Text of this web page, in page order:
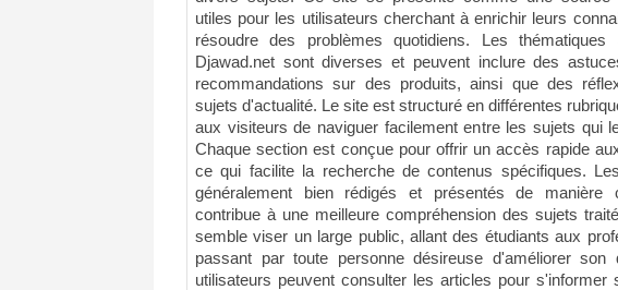
utiles pour les utilisateurs cherchant à enrichir leurs
résoudre des problèmes quotidiens. Les thématiques
Djawad.net sont diverses et peuvent inclure des
recommandations sur des produits, ainsi que des
sujets d'actualité. Le site est structuré en différentes
aux visiteurs de naviguer facilement entre les sujets qui
Chaque section est conçue pour offrir un accès rapide
ce qui facilite la recherche de contenus spécifiques.
généralement bien rédigés et présentés de manière
contribue à une meilleure compréhension des sujets
semble viser un large public, allant des étudiants aux
passant par toute personne désireuse d'améliorer son
utilisateurs peuvent consulter les articles pour s'informer